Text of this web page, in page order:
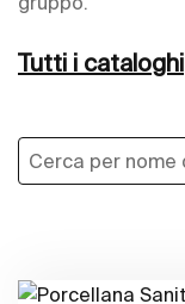
Tutti i cataloghi